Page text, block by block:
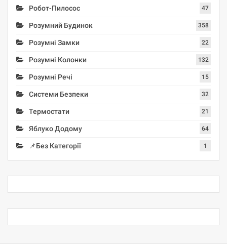
Робот-Пилосос 47
Розумний Будинок 358
Розумні Замки 22
Розумні Колонки 132
Розумні Речі 15
Системи Безпеки 32
Термостати 21
Яблуко Додому 64
📌Без Категорії 1